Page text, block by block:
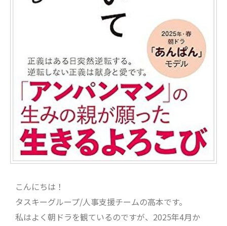
こんにちは！
タスキーグループ/人事支援チームの高本です。
私はよく朝ドラを観ているのですが、2025年4月か